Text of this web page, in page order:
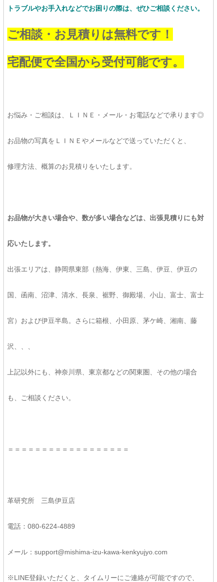
トラブルやお手入れなどでお困りの際は、ぜひご相談ください。
ご相談・お見積りは無料です！
宅配便で全国から受付可能です。
お悩み・ご相談は、ＬＩＮＥ・メール・お電話などで承ります◎
お品物の写真をＬＩＮＥやメールなどで送っていただくと、
修理方法、概算のお見積りをいたします。
お品物が大きい場合や、数が多い場合などは、出張見積りにも対
応いたします。
出張エリアは、静岡県東部（熱海、伊東、三島、伊豆、伊豆の
国、函南、沼津、清水、長泉、裾野、御殿場、小山、富士、富士
宮）および伊豆半島。さらに箱根、小田原、茅ケ崎、湘南、藤
沢、、、
上記以外にも、神奈川県、東京都などの関東圏、その他の場合
も、ご相談ください。
＝＝＝＝＝＝＝＝＝＝＝＝＝＝＝＝＝＝
革研究所 三島伊豆店
電話：080-6224-4889
メール：support@mishima-izu-kawa-kenkyujyo.com
※LINE登録いただくと、タイムリーにご連絡が可能ですので、